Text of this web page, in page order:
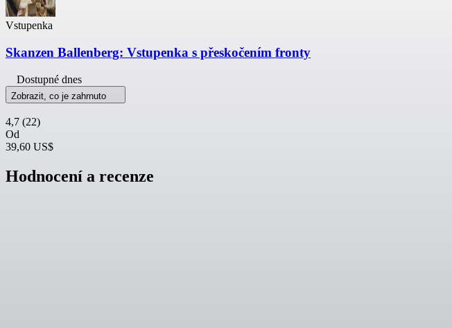
Vstupenka
Skanzen Ballenberg: Vstupenka s přeskočením fronty
Dostupné dnes
Zobrazit, co je zahrnuto
4,7 (22)
Od
39,60 US$
Hodnocení a recenze